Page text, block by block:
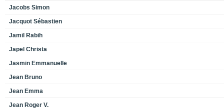
Jacobs Simon
Jacquot Sébastien
Jamil Rabih
Japel Christa
Jasmin Emmanuelle
Jean Bruno
Jean Emma
Jean Roger V.